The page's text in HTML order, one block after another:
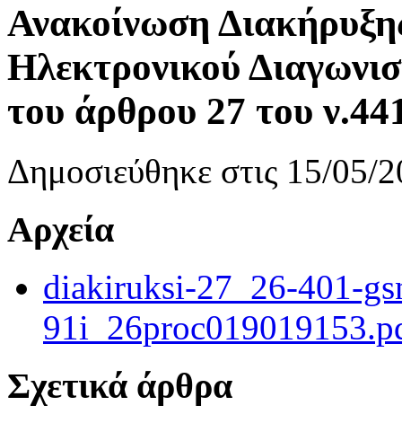
Ανακοίνωση
Ηλεκτρονικού
του άρθρου 27 του
Δημοσιεύθηκε στις 15/05/
Αρχεία
diakiruksi-27_26-401-
Σχετικά άρθρα